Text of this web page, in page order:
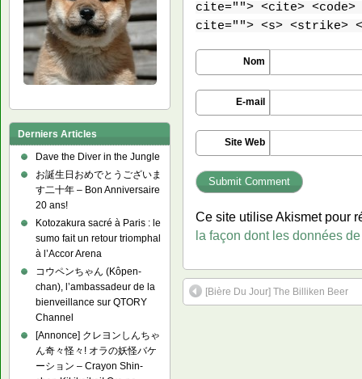
cite=""> <cite> <code>
cite=""> <s> <strike>
Nom
E-mail
Site Web
Ce site utilise Akismet pour
la façon dont les données
[Bière Du Jour] The Billiken Beer
Derniers Articles
Dave the Diver in the Jungle
お誕生日おめでとうございま
す二十年 – Bon Anniversaire
20 ans!
Kotozakura sacré à Paris : le
sumo fait un retour triomphal
à l’Accor Arena
コウペンちゃん (Kôpen-
chan), l’ambassadeur de la
bienveillance sur QTORY
Channel
[Annonce] クレヨンしんちゃ
ん奇々怪々! オラの妖怪バケ
ーション – Crayon Shin-